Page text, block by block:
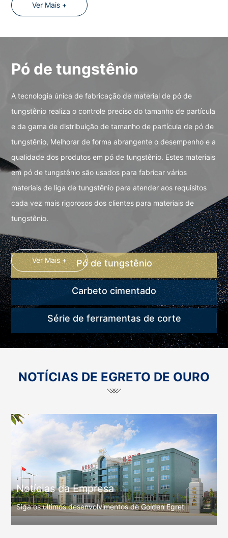
Ver Mais +
Pó de tungstênio
A tecnologia única de fabricação de material de pó de
tungstênio realiza o controle preciso do tamanho de partícula
e da gama de distribuição de tamanho de partícula de pó de
tungstênio, Melhorar de forma abrangente o desempenho e a
qualidade dos produtos em pó de tungstênio. Estes materiais
em pó de tungstênio são usados ​​para fabricar vários
materiais de liga de tungstênio para atender aos requisitos
cada vez mais rigorosos dos clientes para materiais de
tungstênio.
Ver Mais + Pó de tungstênio
Carbeto cimentado
Série de ferramentas de corte
NOTÍCIAS DE EGRETO DE OURO
Notícias da Empresa
Siga os últimos desenvolvimentos de Golden Egret